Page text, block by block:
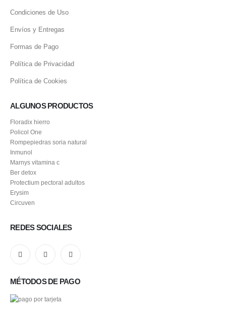
Condiciones de Uso
Envíos y Entregas
Formas de Pago
Política de Privacidad
Política de Cookies
ALGUNOS PRODUCTOS
Floradix hierro
Policol One
Rompepiedras soria natural
Inmunol
Marnys vitamina c
Ber detox
Protectium pectoral adultos
Erysim
Circuven
REDES SOCIALES
MÉTODOS DE PAGO